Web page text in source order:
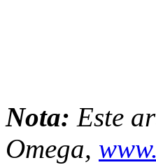
Nota: Este
Omega,